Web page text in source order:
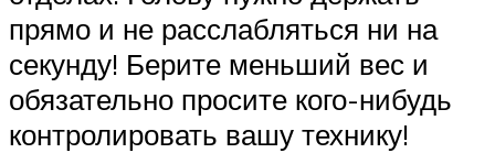
прямо и не расслабляться ни на
секунду! Берите меньший вес и
обязательно просите кого-нибудь
контролировать вашу технику!